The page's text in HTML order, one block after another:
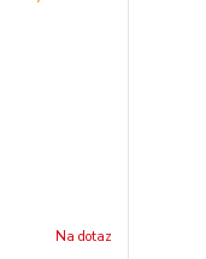
Na dotaz